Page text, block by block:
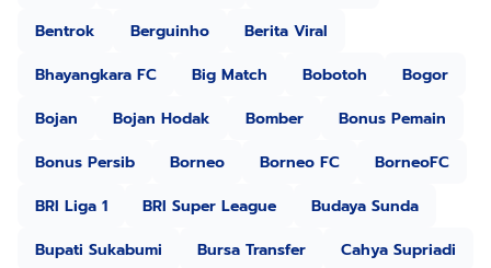
Bentrok
Berguinho
Berita Viral
Bhayangkara FC
Big Match Bobotoh
Bogor
Bojan
Bojan Hodak Bomber
Bonus Pemain
Bonus Persib
Borneo Borneo FC
BorneoFC
BRI Liga 1
BRI Super League
Budaya Sunda
Bupati Sukabumi
Bursa Transfer
Cahya Supriadi